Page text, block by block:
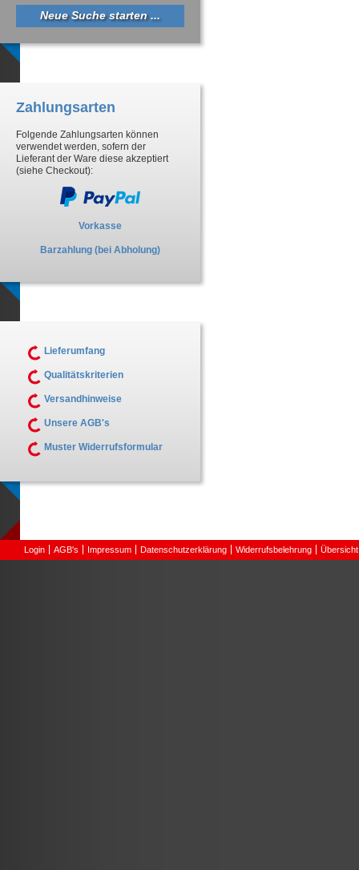
Neue Suche starten ...
Zahlungsarten
Folgende Zahlungsarten können
verwendet werden, sofern der
Lieferant der Ware diese akzeptiert
(siehe Checkout):
Vorkasse
Barzahlung (bei Abholung)
Lieferumfang
Qualitätskriterien
Versandhinweise
Unsere AGB's
Muster Widerrufsformular
Login AGB's Impressum Datenschutzerklärung Widerrufsbelehrung